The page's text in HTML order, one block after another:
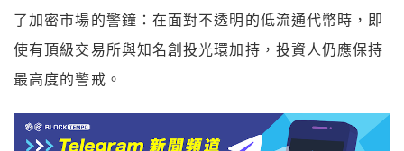
了加密市場的警鐘：在面對不透明的低流通代幣時，即
使有頂級交易所與知名創投光環加持，投資人仍應保持
最高度的警戒。